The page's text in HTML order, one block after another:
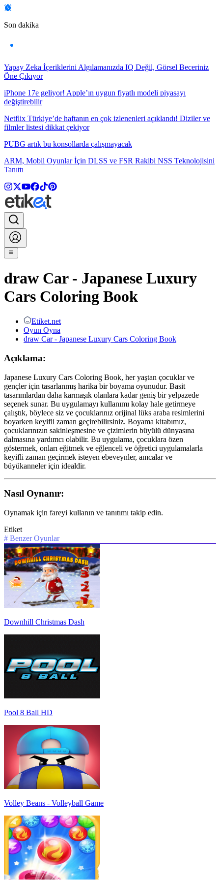
Son dakika
Yapay Zeka İçeriklerini Algılamanızda IQ Değil, Görsel Beceriniz
Öne Çıkıyor
iPhone 17e geliyor! Apple’ın uygun fiyatlı modeli piyasayı
değiştirebilir
Netflix Türkiye’de haftanın en çok izlenenleri açıklandı! Diziler ve
filmler listesi dikkat çekiyor
PUBG artık bu konsollarda çalışmayacak
ARM, Mobil Oyunlar İçin DLSS ve FSR Rakibi NSS Teknolojisini
Tanıttı
draw Car - Japanese Luxury
Cars Coloring Book
Etiket.net
Oyun Oyna
draw Car - Japanese Luxury Cars Coloring Book
Açıklama:
Japanese Luxury Cars Coloring Book, her yaştan çocuklar ve
gençler için tasarlanmış harika bir boyama oyunudur. Basit
tasarımlardan daha karmaşık olanlara kadar geniş bir yelpazede
seçenek sunar. Bu uygulamayı kullanımı kolay hale getirmeye
çalıştık, böylece siz ve çocuklarınız orijinal lüks araba resimlerini
boyarken keyifli zaman geçirebilirsiniz. Boyama kitabımız,
çocuklarınızın sakinleşmesine ve çizimlerin büyülü dünyasına
dalmasına yardımcı olabilir. Bu uygulama, çocuklara özen
göstermek, onları eğitmek ve eğlenceli ve öğretici uygulamalarla
keyifli zaman geçirmek isteyen ebeveynler, amcalar ve
büyükanneler için idealdir.
Nasıl Oynanır:
Oynamak için fareyi kullanın ve tanıtımı takip edin.
Etiket
# Benzer Oyunlar
Downhill Christmas Dash
Pool 8 Ball HD
Volley Beans - Volleyball Game